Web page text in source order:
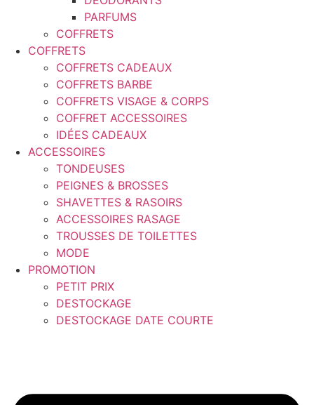
PARFUMS
COFFRETS
COFFRETS
COFFRETS CADEAUX
COFFRETS BARBE
COFFRETS VISAGE & CORPS
COFFRET ACCESSOIRES
IDÉES CADEAUX
ACCESSOIRES
TONDEUSES
PEIGNES & BROSSES
SHAVETTES & RASOIRS
ACCESSOIRES RASAGE
TROUSSES DE TOILETTES
MODE
PROMOTION
PETIT PRIX
DESTOCKAGE
DESTOCKAGE DATE COURTE